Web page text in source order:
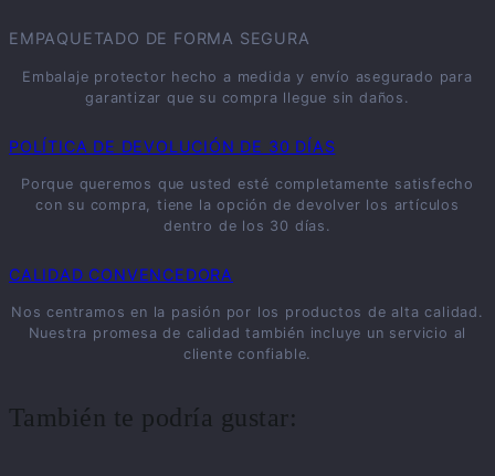
EMPAQUETADO DE FORMA SEGURA
Embalaje protector hecho a medida y envío asegurado para
garantizar que su compra llegue sin daños.
POLÍTICA DE DEVOLUCIÓN DE 30 DÍAS
Porque queremos que usted esté completamente satisfecho
con su compra, tiene la opción de devolver los artículos
dentro de los 30 días.
CALIDAD CONVENCEDORA
Nos centramos en la pasión por los productos de alta calidad.
Nuestra promesa de calidad también incluye un servicio al
cliente confiable.
También te podría gustar: